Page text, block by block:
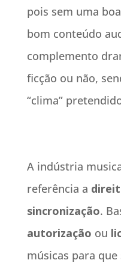
pois sem uma
bom conteúdo
complemento
ficção ou não,
“clima”
A indústria
referência a
sincronização.
autorização ou
músicas para